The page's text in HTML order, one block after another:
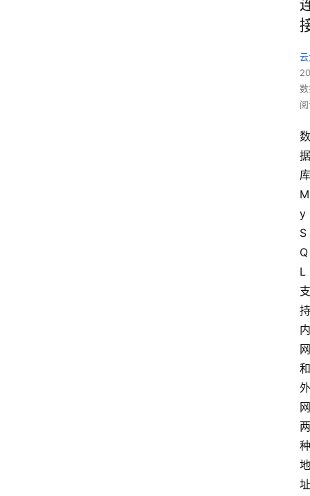
数
据
库
M
y
S
Q
L
支
持
内
网
和
外
网
两
种
地
址